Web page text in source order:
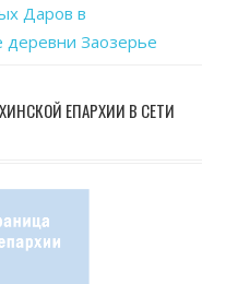
Даров в
деревни Заозерье
ЕПАРХИИ В СЕТИ